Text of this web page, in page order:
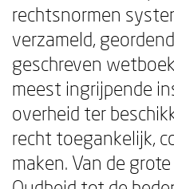
rechtsnormen
verzameld,
geschreven
meest ingrijpende
overheid ter
recht toegankelijk,
maken. Van de